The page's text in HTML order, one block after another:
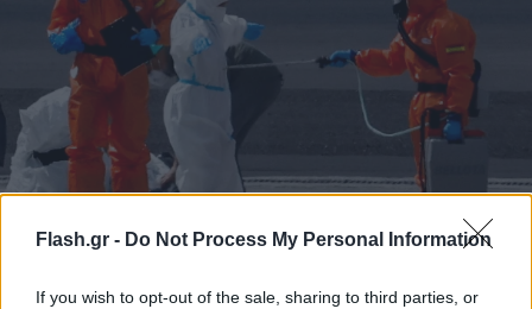
Flash.gr - Do Not Process My Personal Information
If you wish to opt-out of the sale, sharing to third parties, or
«Κυνήγι του χανταϊού» στην Αργεντινή:
Επιστήμονες στήνουν παγίδες για να εντοπίσουν
τον ιό